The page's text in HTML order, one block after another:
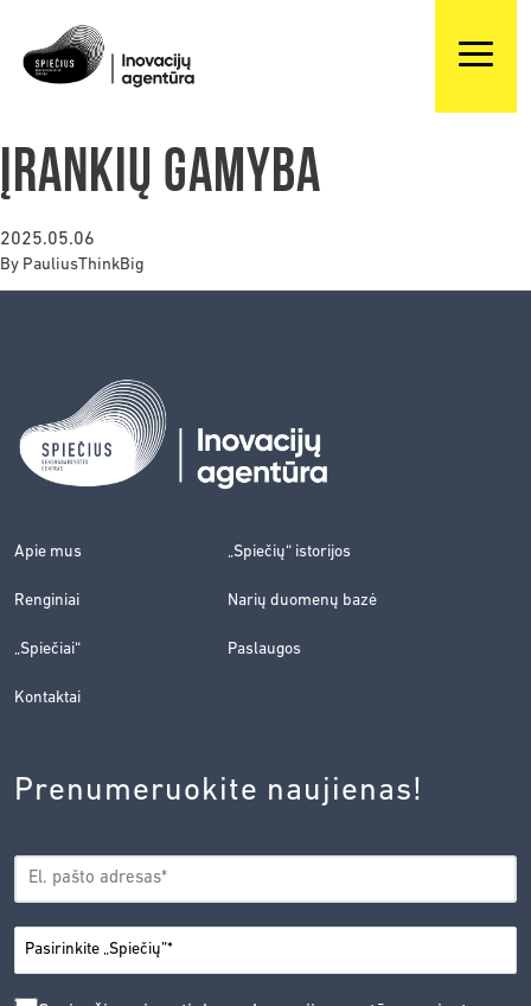
Įrankių gamyba
2025.05.06
By PauliusThinkBig
Apie mus „Spiečių“ istorijos
Renginiai Narių duomenų bazė
„Spiečiai“ Paslaugos
Kontaktai
Prenumeruokite naujienas!
EL.
PAŠTAS*
MIESTAS*